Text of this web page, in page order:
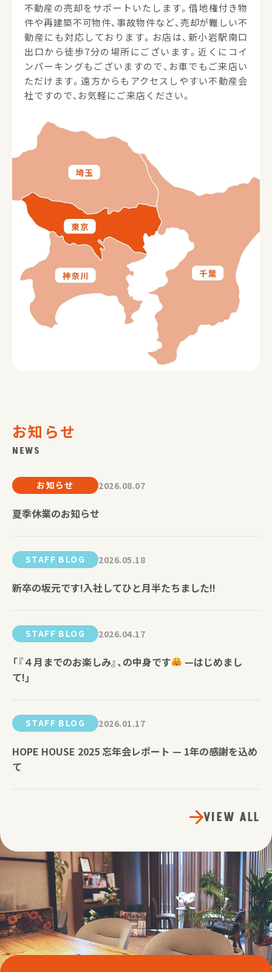
不動産の売却をサポートいたします。借地権付き物
件や再建築不可物件、事故物件など、売却が難しい不
動産にも対応しております。お店は、新小岩駅南口
出口から徒歩7分の場所にございます。近くにコイ
ンパーキングもございますので、お車でもご来店い
ただけます。遠方からもアクセスしやすい不動産会
社ですので、お気軽にご来店ください。
お知らせ
NEWS
お知らせ 2026.08.07
夏季休業のお知らせ
STAFF BLOG 2026.05.18
新卒の坂元です!入社してひと月半たちました!!
STAFF BLOG 2026.04.17
「『４月までのお楽しみ』、の中身です
—はじめまし
て!」
STAFF BLOG 2026.01.17
HOPE HOUSE 2025 忘年会レポート — 1年の感謝を込め
て
VIEW ALL